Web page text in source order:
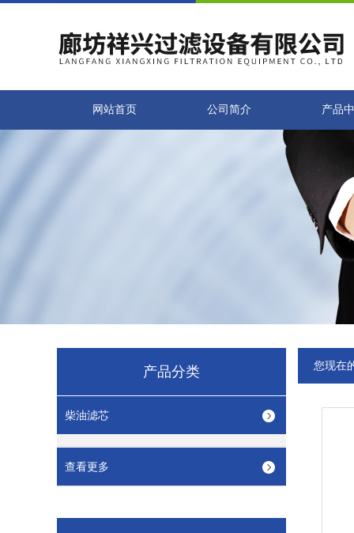
网站首页 公司简介 产品
产品分类
柴油滤芯
查看更多
您现在